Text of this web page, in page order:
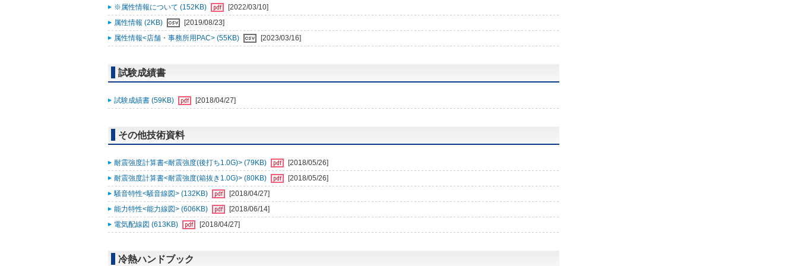
※属性情報について (152KB)
[2022/03/10]
属性情報 (2KB)
[2019/08/23]
属性情報<店舗・事務所用PAC> (55KB)
[2023/03/16]
試験成績書
試験成績書 (59KB) [2018/04/27]
その他技術資料
耐震強度計算書<耐震強度(後打ち1.0G)> (79KB)
[2018/05/26]
耐震強度計算書<耐震強度(箱抜き1.0G)> (80KB)
[2018/05/26]
騒音特性<騒音線図> (132KB)
[2018/04/27]
能力特性<能力線図> (606KB)
[2018/06/14]
電気配線図 (613KB)
[2018/04/27]
冷熱ハンドブック